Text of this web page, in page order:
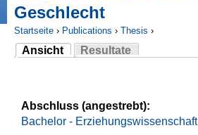
Geschlecht
Sie sind hier
Startseite › Publications › Thesis ›
Ansicht
(aktiver Reiter)
Resultate
Abschluss (angestrebt):
Bachelor - Erziehungswissenschaft